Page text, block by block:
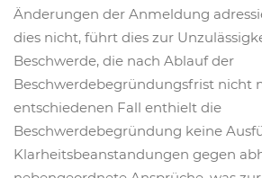
Änderungen der Anmeldung
dies nicht, führt dies zur
Beschwerde, die nach Ablauf der
Beschwerdebegründungsfrist nicht
entschiedenen Fall enthielt die
Beschwerdebegründung keine
Klarheitsbeanstandungen gegen